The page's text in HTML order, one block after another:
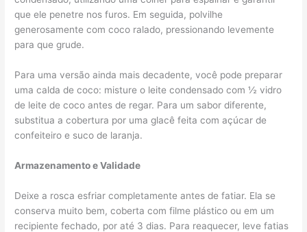
que ele penetre nos furos. Em seguida, polvilhe
generosamente com coco ralado, pressionando levemente
para que grude.
Para uma versão ainda mais decadente, você pode preparar
uma calda de coco: misture o leite condensado com ½ vidro
de leite de coco antes de regar. Para um sabor diferente,
substitua a cobertura por uma glacê feita com açúcar de
confeiteiro e suco de laranja.
Armazenamento e Validade
Deixe a rosca esfriar completamente antes de fatiar. Ela se
conserva muito bem, coberta com filme plástico ou em um
recipiente fechado, por até 3 dias. Para reaquecer, leve fatias